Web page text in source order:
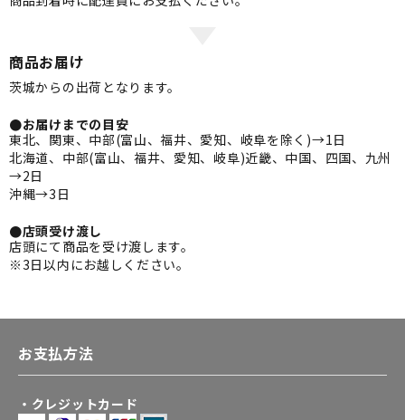
商品お届け
茨城からの出荷となります。
●お届けまでの目安
東北、関東、中部(富山、福井、愛知、岐阜を除く)→1日
北海道、中部(富山、福井、愛知、岐阜)近畿、中国、四国、九州
→2日
沖縄→3日
●店頭受け渡し
店頭にて商品を受け渡します。
※3日以内にお越しください。
お支払方法
・クレジットカード